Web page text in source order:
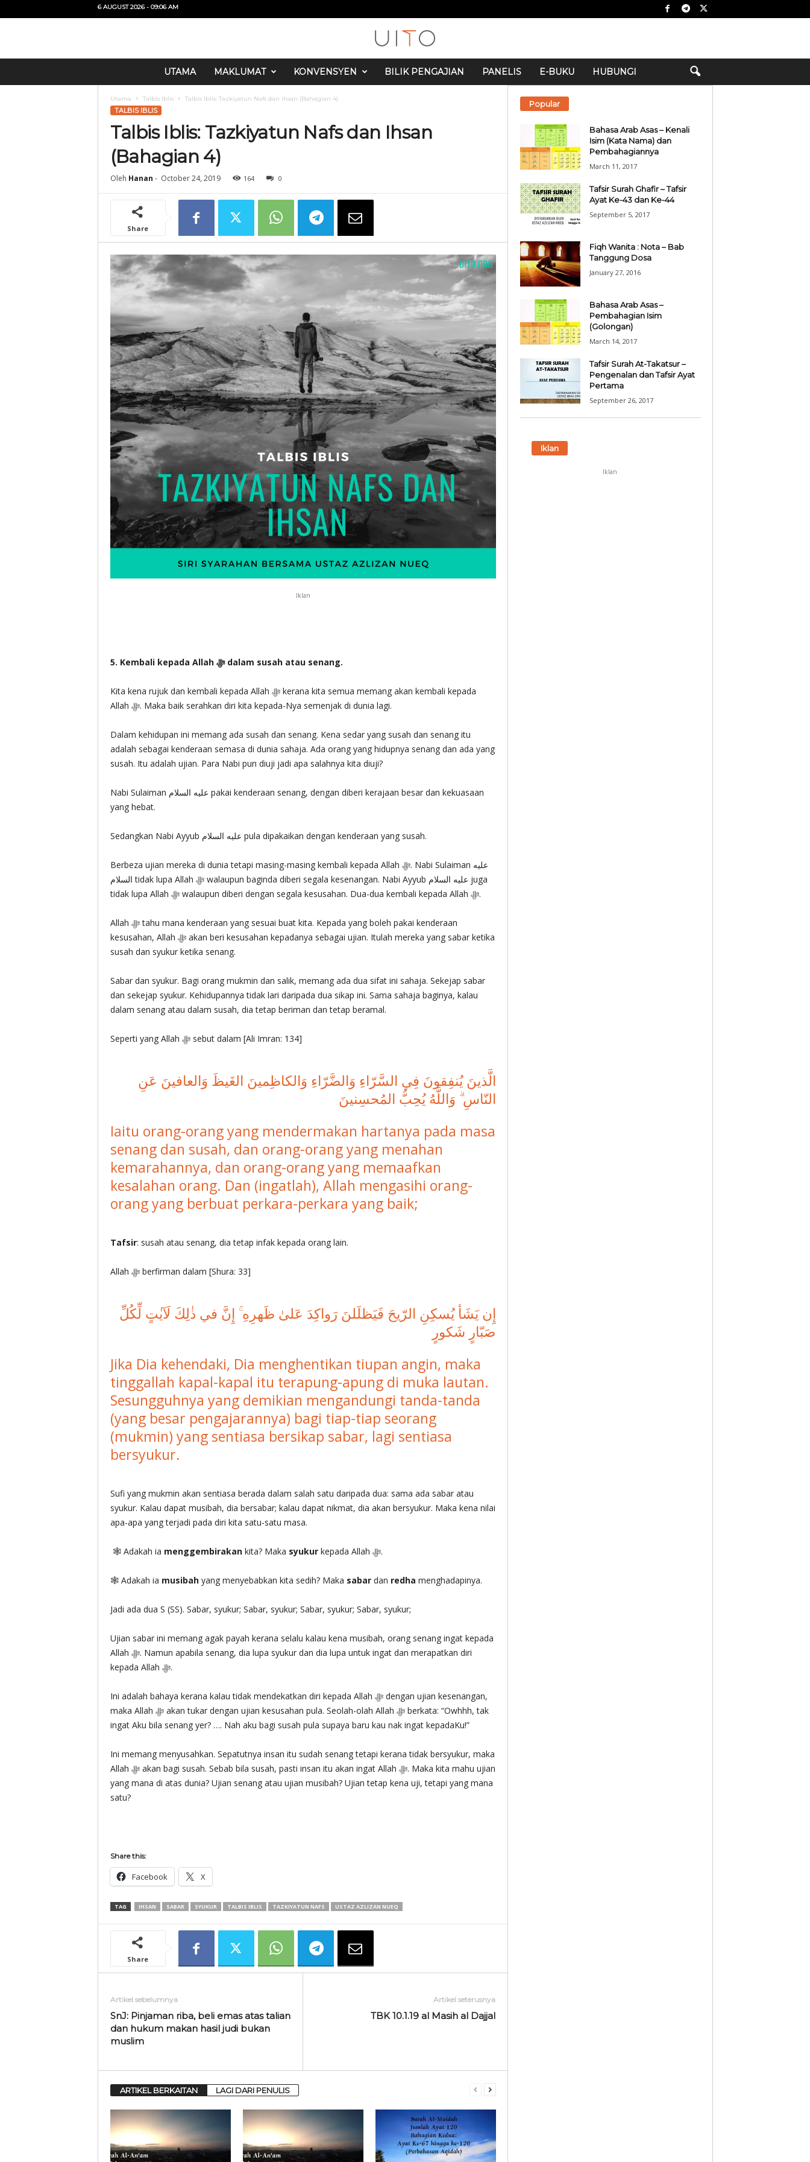
6 AUGUST 2026 - 09:06 AM
UTAMA MAKLUMAT KONVENSYEN BILIK PENGAJIAN PANELIS E-BUKU HUBUNGI
Utama Talbis Iblis Talbis Iblis: Tazkiyatun Nafs dan Ihsan (Bahagian 4)
TALBIS IBLIS
Talbis Iblis: Tazkiyatun Nafs dan Ihsan
(Bahagian 4)
Oleh Hanan - October 24, 2019 164 0
Share
Iklan
5. Kembali kepada Allah ‎ﷻ dalam susah atau senang.
Kita kena rujuk dan kembali kepada Allah ‎ﷻ kerana kita semua memang akan kembali kepada
Allah ‎ﷻ. Maka baik serahkan diri kita kepada-Nya semenjak di dunia lagi.
Dalam kehidupan ini memang ada susah dan senang. Kena sedar yang susah dan senang itu
adalah sebagai kenderaan semasa di dunia sahaja. Ada orang yang hidupnya senang dan ada yang
susah. Itu adalah ujian. Para Nabi pun diuji jadi apa salahnya kita diuji?
Nabi Sulaiman عليه السلام pakai kenderaan senang, dengan diberi kerajaan besar dan kekuasaan
yang hebat.
Sedangkan Nabi Ayyub عليه السلام pula dipakaikan dengan kenderaan yang susah.
Berbeza ujian mereka di dunia tetapi masing-masing kembali kepada Allah ‎ﷻ. Nabi Sulaiman عليه
السلام tidak lupa Allah ‎ﷻ walaupun baginda diberi segala kesenangan. Nabi Ayyub عليه السلام juga
tidak lupa Allah ‎ﷻ walaupun diberi dengan segala kesusahan. Dua-dua kembali kepada Allah ‎ﷻ.
Allah ‎ﷻ tahu mana kenderaan yang sesuai buat kita. Kepada yang boleh pakai kenderaan
kesusahan, Allah ‎ﷻ akan beri kesusahan kepadanya sebagai ujian. Itulah mereka yang sabar ketika
susah dan syukur ketika senang.
Sabar dan syukur. Bagi orang mukmin dan salik, memang ada dua sifat ini sahaja. Sekejap sabar
dan sekejap syukur. Kehidupannya tidak lari daripada dua sikap ini. Sama sahaja baginya, kalau
dalam senang atau dalam susah, dia tetap beriman dan tetap beramal.
Seperti yang Allah ‎ﷻ sebut dalam [Ali Imran: 134]
الَّذينَ يُنفِقونَ فِي السَّرّاءِ وَالضَّرّاءِ وَالكاظِمينَ الغَيظَ وَالعافينَ عَنِ
النّاسِ ۗ وَاللَّهُ يُحِبُّ المُحسِنينَ
Iaitu orang-orang yang mendermakan hartanya pada masa
senang dan susah, dan orang-orang yang menahan
kemarahannya, dan orang-orang yang memaafkan
kesalahan orang. Dan (ingatlah), Allah mengasihi orang-
orang yang berbuat perkara-perkara yang baik;
Tafsir: susah atau senang, dia tetap infak kepada orang lain.
Allah ‎ﷻ berfirman dalam [Shura: 33]
إِن يَشَأ يُسكِنِ الرّيحَ فَيَظلَلنَ رَواكِدَ عَلىٰ ظَهرِهِ ۚ إِنَّ في ذٰلِكَ لَآيٰتٍ لِّكُلِّ
صَبّارٍ شَكورٍ
Jika Dia kehendaki, Dia menghentikan tiupan angin, maka
tinggallah kapal-kapal itu terapung-apung di muka lautan.
Sesungguhnya yang demikian mengandungi tanda-tanda
(yang besar pengajarannya) bagi tiap-tiap seorang
(mukmin) yang sentiasa bersikap sabar, lagi sentiasa
bersyukur.
Sufi yang mukmin akan sentiasa berada dalam salah satu daripada dua: sama ada sabar atau
syukur. Kalau dapat musibah, dia bersabar; kalau dapat nikmat, dia akan bersyukur. Maka kena nilai
apa-apa yang terjadi pada diri kita satu-satu masa.
🕸 Adakah ia menggembirakankita? Maka syukur kepada Allah ‎ﷻ.
🕸 Adakah ia musibahyang menyebabkan kita sedih? Maka sabardan redha menghadapinya.
Jadi ada dua S (SS). Sabar, syukur; Sabar, syukur; Sabar, syukur; Sabar, syukur;
Ujian sabar ini memang agak payah kerana selalu kalau kena musibah, orang senang ingat kepada
Allah ‎ﷻ. Namun apabila senang, dia lupa syukur dan dia lupa untuk ingat dan merapatkan diri
kepada Allah ‎ﷻ.
Ini adalah bahaya kerana kalau tidak mendekatkan diri kepada Allah ‎ﷻ dengan ujian kesenangan,
maka Allah ‎ﷻ akan tukar dengan ujian kesusahan pula. Seolah-olah Allah ‎ﷻ berkata: “Owhhh, tak
ingat Aku bila senang yer? …. Nah aku bagi susah pula supaya baru kau nak ingat kepadaKu!”
Ini memang menyusahkan. Sepatutnya insan itu sudah senang tetapi kerana tidak bersyukur, maka
Allah ‎ﷻ akan bagi susah. Sebab bila susah, pasti insan itu akan ingat Allah ‎ﷻ. Maka kita mahu ujian
yang mana di atas dunia? Ujian senang atau ujian musibah? Ujian tetap kena uji, tetapi yang mana
satu?
Share this:
Facebook X
TAG IHSAN SABAR SYUKUR TALBIS IBLIS TAZKIYATUN NAFS USTAZ AZLIZAN NUEQ
Share
Artikel sebelumnya
SnJ: Pinjaman riba, beli emas atas talian
dan hukum makan hasil judi bukan
muslim
Artikel seterusnya
TBK 10.1.19 al Masih al Dajjal
ARTIKEL BERKAITAN LAGI DARI PENULIS
Popular
Bahasa Arab Asas – Kenali
Isim (Kata Nama) dan
Pembahagiannya
March 11, 2017
Tafsir Surah Ghafir – Tafsir
Ayat Ke-43 dan Ke-44
September 5, 2017
Fiqh Wanita : Nota – Bab
Tanggung Dosa
January 27, 2016
Bahasa Arab Asas –
Pembahagian Isim
(Golongan)
March 14, 2017
Tafsir Surah At-Takatsur –
Pengenalan dan Tafsir Ayat
Pertama
September 26, 2017
Iklan
Iklan